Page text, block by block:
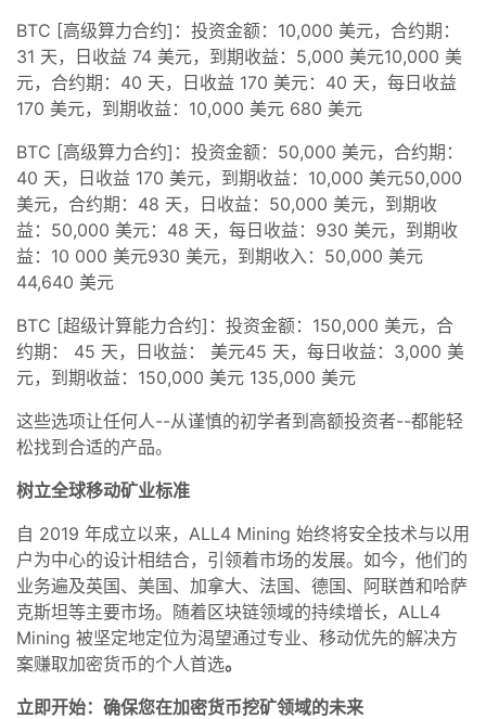
BTC [高级算力合约]：投资金额：10,000 美元，合约期：
31 天，日收益 74 美元，到期收益：5,000 美元10,000 美
元，合约期：40 天，日收益 170 美元：40 天，每日收益
170 美元，到期收益：10,000 美元 680 美元
BTC [高级算力合约]：投资金额：50,000 美元，合约期：
40 天，日收益 170 美元，到期收益：10,000 美元50,000
美元，合约期：48 天，日收益：50,000 美元，到期收
益：50,000 美元：48 天，每日收益：930 美元，到期收
益：10 000 美元930 美元，到期收入：50,000 美元
44,640 美元
BTC [超级计算能力合约]：投资金额：150,000 美元，合
约期： 45 天，日收益： 美元45 天，每日收益：3,000 美
元，到期收益：150,000 美元 135,000 美元
这些选项让任何人--从谨慎的初学者到高额投资者--都能轻
松找到合适的产品。
树立全球移动矿业标准
自 2019 年成立以来，ALL4 Mining 始终将安全技术与以用
户为中心的设计相结合，引领着市场的发展。如今，他们的
业务遍及英国、美国、加拿大、法国、德国、阿联酋和哈萨
克斯坦等主要市场。随着区块链领域的持续增长，ALL4
Mining 被坚定地定位为渴望通过专业、移动优先的解决方
案赚取加密货币的个人首选。
立即开始：确保您在加密货币挖矿领域的未来